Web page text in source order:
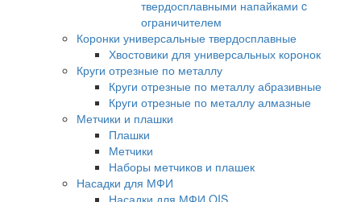
твердосплавными напайками c
ограничителем
Коронки универсальные твердосплавные
Хвостовики для универсальных коронок
Круги отрезные по металлу
Круги отрезные по металлу абразивные
Круги отрезные по металлу алмазные
Метчики и плашки
Плашки
Метчики
Наборы метчиков и плашек
Насадки для МФИ
Насадки для МФИ OIS